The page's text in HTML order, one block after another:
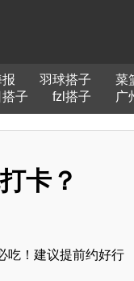
羽球搭子 菜
子 fzl搭子 广
卡？
吃！建议提前约好行